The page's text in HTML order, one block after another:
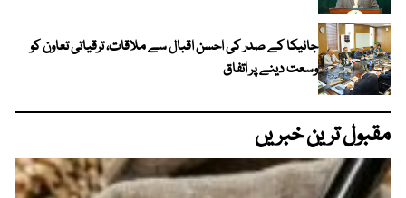
جائیکا کے صدر کی احسن اقبال سے ملاقات، ترقیاتی تعاون کو
وسعت دینے پر اتفاق
مقبول ترین خبریں